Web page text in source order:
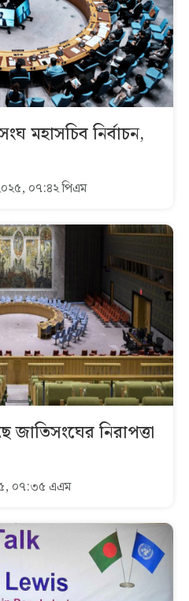
মহাসচিব নির্বাচন,
০৭:৪২ পিএম
নিরাপত্তা
০৭:৩৫ এএম